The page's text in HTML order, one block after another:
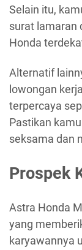
Selain itu,
surat lamaran
Honda
Alternatif
lowongan
terpercaya
Pastikan
seksama dan
Prospek
Astra Honda
yang
karyawannya